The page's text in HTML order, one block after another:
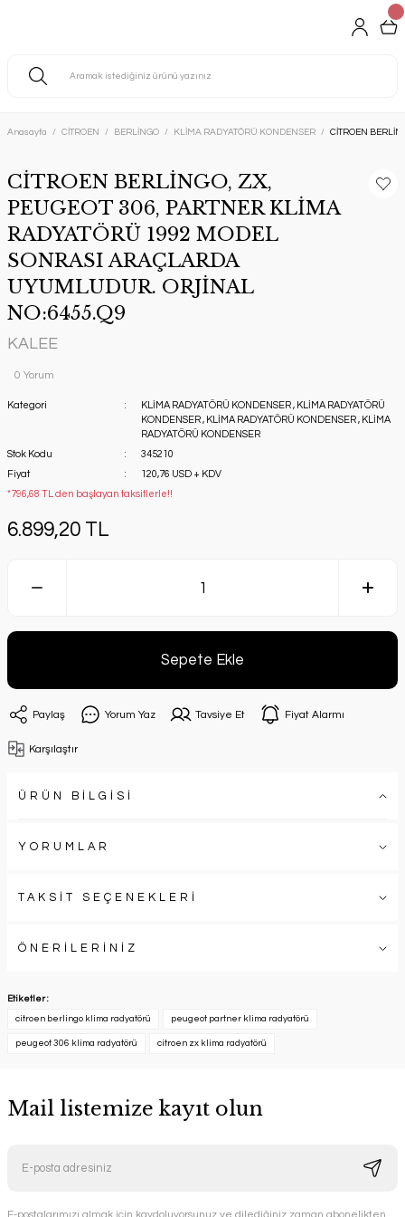
Anasayfa CİTROEN BERLİNGO KLİMA RADYATÖRÜ KONDENSER CİTROEN
CİTROEN BERLİNGO, ZX,
PEUGEOT 306, PARTNER KLİMA
RADYATÖRÜ 1992 MODEL
SONRASI ARAÇLARDA
UYUMLUDUR. ORJİNAL
NO:6455.Q9
KALEE
0 Yorum
Kategori KLİMA RADYATÖRÜ KONDENSER , KLİMA RADYATÖRÜ
KONDENSER , KLİMA RADYATÖRÜ KONDENSER , KLİMA
RADYATÖRÜ KONDENSER
Stok Kodu
345210
Fiyat
120,76 USD + KDV
*796,68 TL den başlayan taksitlerle!!
6.899,20 TL
Sepete Ekle
Paylaş Yorum Yaz Tavsiye Et Fiyat Alarmı
Karşılaştır
ÜRÜN BİLGİSİ
YORUMLAR
TAKSİT SEÇENEKLERİ
ÖNERİLERİNİZ
Etiketler :
citroen berlingo klima radyatörü peugeot partner klima radyatörü
peugeot 306 klima radyatörü citroen zx klima radyatörü
Mail listemize kayıt olun
E-postalarımızı almak için kaydoluyorsunuz ve dilediğiniz zaman abonelikten